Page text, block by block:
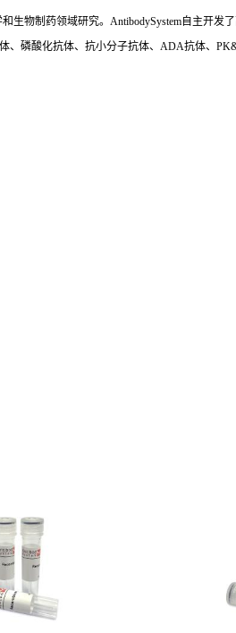
生物制药领域研究。AntibodySystem自主开
磷酸化抗体、抗小分子抗体、ADA抗体、